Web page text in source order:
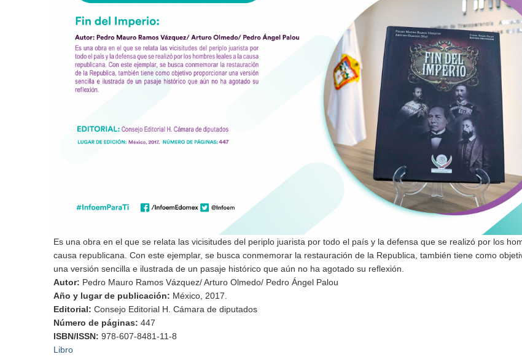
Es una obra en el que se relata las vicisitudes del periplo juarista por todo el país y la defensa que se realizó por los
causa republicana. Con este ejemplar, se busca conmemorar la restauración de la Republica, también tiene como
una versión sencilla e ilustrada de un pasaje histórico que aún no ha agotado su reflexión.
Autor: Pedro Mauro Ramos Vázquez/ Arturo Olmedo/ Pedro Ángel Palou
Año y lugar de publicación: México, 2017.
Editorial: Consejo Editorial H. Cámara de diputados
Número de páginas: 447
ISBN/ISSN: 978-607-8481-11-8
Libro